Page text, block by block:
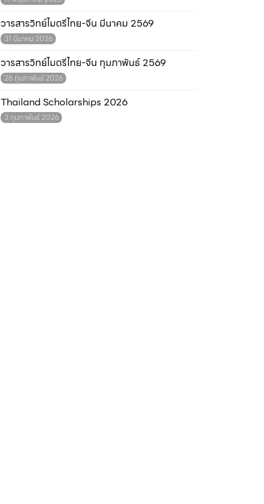
วารสารวิทย์ไมตรีไทย-จีน มีนาคม 2569
31 มีนาคม 2026
วารสารวิทย์ไมตรีไทย-จีน กุมภาพันธ์ 2569
26 กุมภาพันธ์ 2026
Thailand Scholarships 2026
3 กุมภาพันธ์ 2026